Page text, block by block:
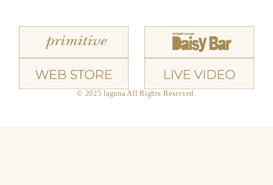
© 2025 laguna All Rights Reserved.